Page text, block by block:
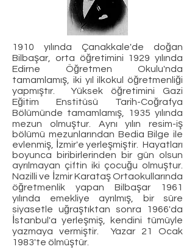
1910 yılında Çanakkale'de doğan
Bilbaşar, orta öğretimini 1929 yılında
Edirne Öğretmen Okulu'nda
tamamlamış, iki yıl ilkokul öğretmenliği
yapmıştır. Yüksek öğretimini Gazi
Eğitim Enstitüsü Tarih-Coğrafya
Bölümünde tamamlamış, 1935 yılında
mezun olmuştur. Aynı yılın resim-iş
bölümü mezunlarından Bedia Bilge ile
evlenmiş, İzmir'e yerleşmiştir. Hayatları
boyunca biribirlerinden bir gün olsun
ayrılmayan çiftin iki çocuğu olmuştur.
Nazilli ve İzmir Karataş Ortaokullarında
öğretmenlik yapan Bilbaşar 1961
yılında emekliye ayrılmış, bir süre
siyasetle uğraştıktan sonra 1966'da
İstanbul'a yerleşmiş, kendini tümüyle
yazmaya vermiştir. Yazar 21 Ocak
1983'te ölmüştür.